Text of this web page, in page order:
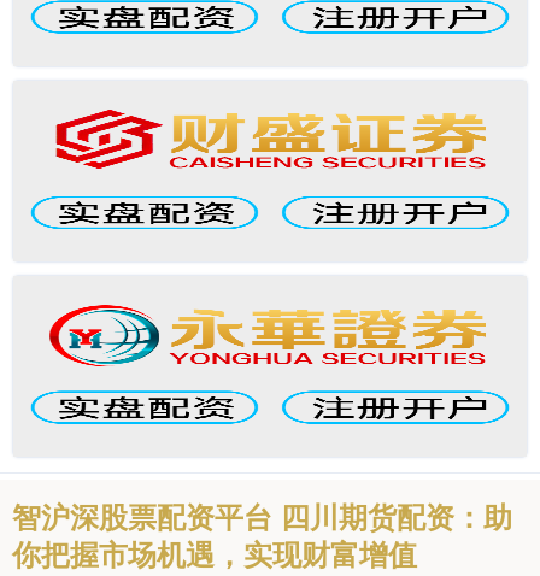
智沪深股票配资平台 四川期货配资：助
你把握市场机遇，实现财富增值